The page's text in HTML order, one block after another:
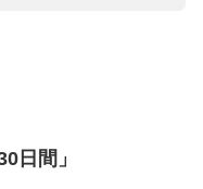
日間」